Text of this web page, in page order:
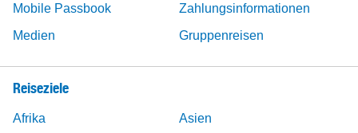
Mobile Passbook
Zahlungsinformationen
Medien
Gruppenreisen
Reiseziele
Afrika Asien